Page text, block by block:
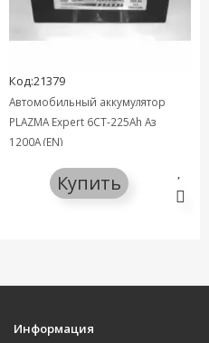
Код:21379
Автомобильный аккумулятор
PLAZMA Expert 6СТ-225Ah Аз
1200A (EN)
Купить
Информация